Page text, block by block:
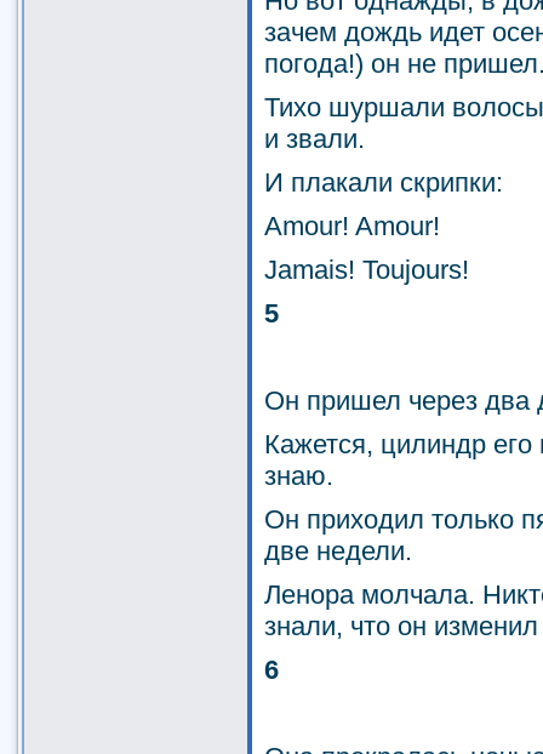
зачем дождь идет
погода!) он не
Тихо шуршали
и звали.
И плакали скрипки:
Amour! Amour!
Jamais! Toujours!
5
Он пришел через два
Кажется, цилиндр
знаю.
Он приходил только
две недели.
Ленора молчала.
знали, что он
6